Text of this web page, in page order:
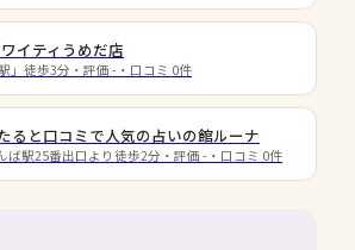
イティうめだ店
」徒歩3分 ・評価 - ・口コミ 0件
ると口コミで人気の占いの館ルーナ
駅25番出口より徒歩2分 ・評価 - ・口コミ 0件